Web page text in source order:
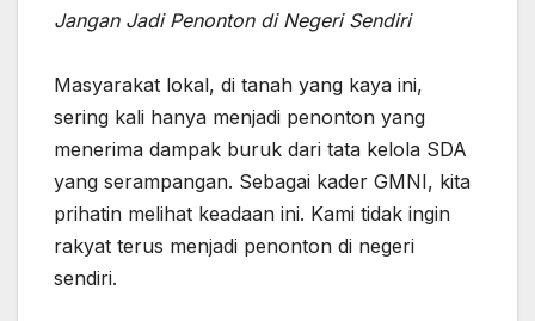
Jangan Jadi Penonton di Negeri Sendiri
‎Masyarakat lokal, di tanah yang kaya ini,
sering kali hanya menjadi penonton yang
menerima dampak buruk dari tata kelola SDA
yang serampangan. Sebagai kader GMNI, kita
prihatin melihat keadaan ini. Kami tidak ingin
rakyat terus menjadi penonton di negeri
sendiri.